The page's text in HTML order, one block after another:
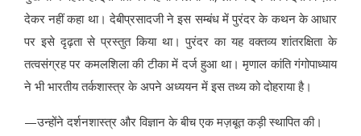
देकर नहीं कहा था। देबीप्रसादजी ने इस सम्बंध में पुरंदर के कथन के आधार
पर इसे दृढ़ता से प्रस्तुत किया था। पुरंदर का यह वक्तव्य शांतरक्षिता के
तत्वसंग्रह पर कमलशिला की टीका में दर्ज हुआ था। मृणाल कांति गंगोपाध्याय
ने भी भारतीय तर्कशास्त्र के अपने अध्ययन में इस तथ्य को दोहराया है।
—उन्होंने दर्शनशास्त्र और विज्ञान के बीच एक मज़बूत कड़ी स्थापित की।